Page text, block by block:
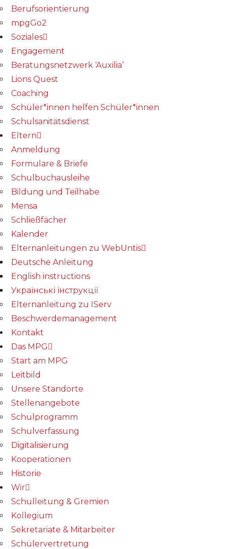
Berufsorientierung
mpgGo2
Soziales
Engagement
Beratungsnetzwerk ‘Auxilia’
Lions Quest
Coaching
Schüler*innen helfen Schüler*innen
Schulsanitätsdienst
Eltern
Anmeldung
Formulare & Briefe
Schulbuchausleihe
Bildung und Teilhabe
Mensa
Schließfächer
Kalender
Elternanleitungen zu WebUntis
Deutsche Anleitung
English instructions
Українські інструкції
Elternanleitung zu IServ
Beschwerdemanagement
Kontakt
Das MPG
Start am MPG
Leitbild
Unsere Standorte
Stellenangebote
Schulprogramm
Schulverfassung
Digitalisierung
Kooperationen
Historie
Wir
Schulleitung & Gremien
Kollegium
Sekretariate & Mitarbeiter
Schülervertretung